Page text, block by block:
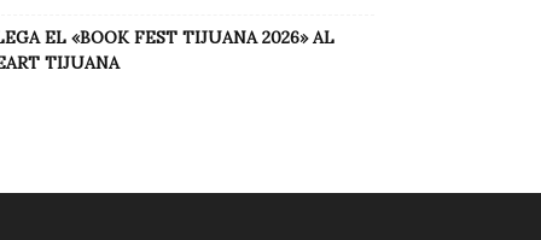
EL «BOOK FEST TIJUANA 2026» AL
TIJUANA